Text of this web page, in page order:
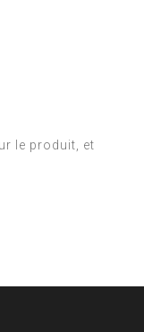
le produit, et